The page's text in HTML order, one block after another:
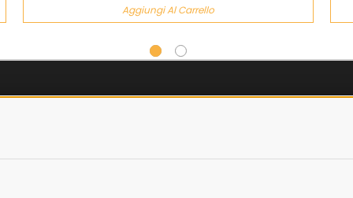
Aggiungi Al Carrello